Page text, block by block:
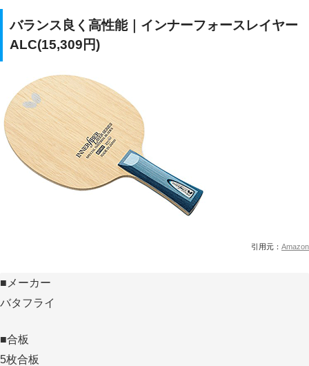
バランス良く高性能｜インナーフォースレイヤー
ALC(15,309円)
引用元： Amazon
■メーカー
バタフライ
■合板
5枚合板